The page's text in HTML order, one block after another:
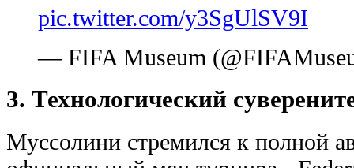
pic.twitter.com/y3SgUlSV9I
— FIFA Museum
3. Технологический
Муссолини стремился к полной